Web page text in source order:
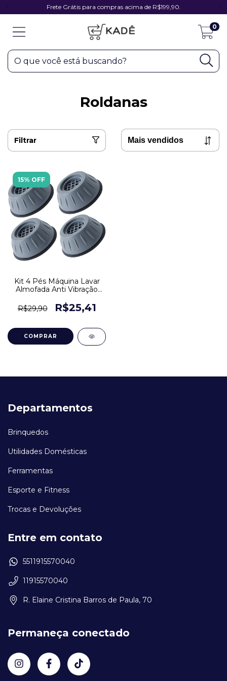
Frete Grátis para compras acima de R$199,90.
0
Roldanas
Filtrar
15% OFF
Kit 4 Pés Máquina Lavar
Almofada Anti Vibração
R$29,90
R$25,41
Departamentos
Brinquedos
Utilidades Domésticas
Ferramentas
Esporte e Fitness
Trocas e Devoluções
Entre em contato
5511915570040
11915570040
R. Elaine Cristina Barros de Paula, 70
Permaneça conectado